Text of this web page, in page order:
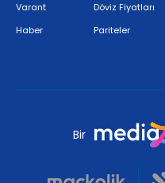
Varant
Haber
Döviz Fiyatları
Pariteler
Bir